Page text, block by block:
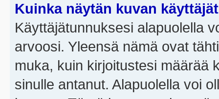
Kuinka näytän kuvan
Käyttäjätunnuksesi alapuolella
arvoosi. Yleensä nämä ovat
muka, kuin kirjoitustesi määrää
sinulle antanut. Alapuolella voi